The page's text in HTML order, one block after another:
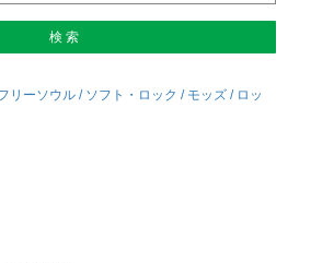
リーソウル / ソフト・ロック / モッズ / ロッ